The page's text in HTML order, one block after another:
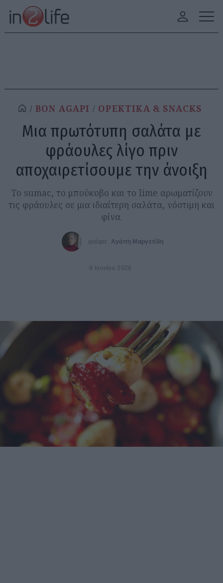
BON AGAPI ΟΡΕΚΤΙΚΑ & SNACKS
Μια πρωτότυπη σαλάτα με
φράουλες λίγο πριν
αποχαιρετίσουμε την άνοιξη
Το sumac, το μπούκοβο και το lime αρωματίζουν
τις φράουλες σε μια ιδιαίτερη σαλάτα, νόστιμη και
φίνα.
γράφει: Αγάπη Μαργετίδη
9 Ιουνίου 2026